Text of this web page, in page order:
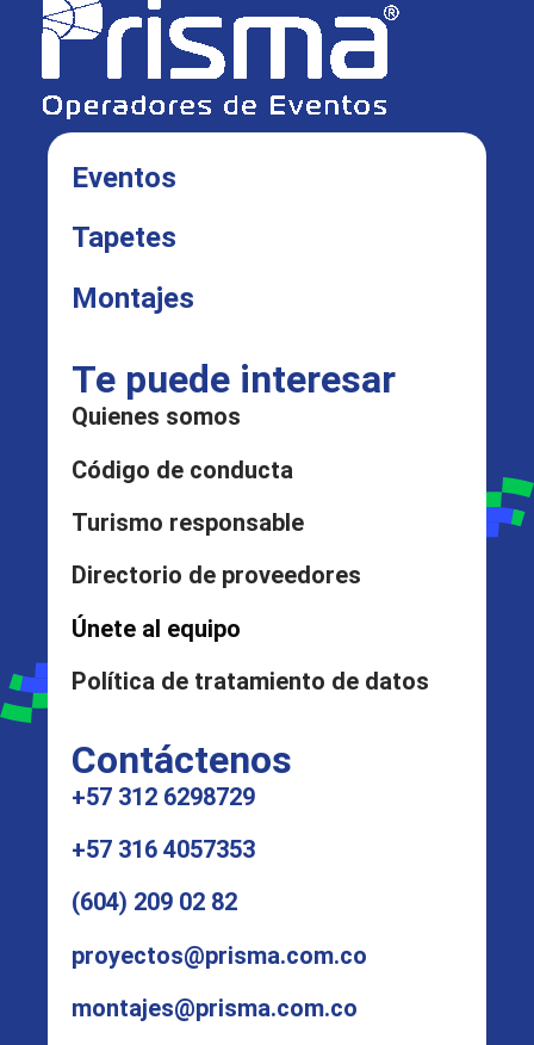
Eventos
Tapetes
Montajes
Te puede interesar
Quienes somos
Código de conducta
Turismo responsable
Directorio de proveedores
Únete al equipo
Política de tratamiento de datos
Contáctenos
+57 312 6298729
+57 316 4057353
(604) 209 02 82
proyectos@prisma.com.co
montajes@prisma.com.co